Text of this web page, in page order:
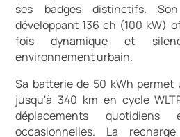
ses badges distinctifs.
développant 136 ch (100 kW)
fois dynamique et
environnement urbain.
Sa batterie de 50 kWh
jusqu'à 340 km en cycle
déplacements
occasionnelles. La